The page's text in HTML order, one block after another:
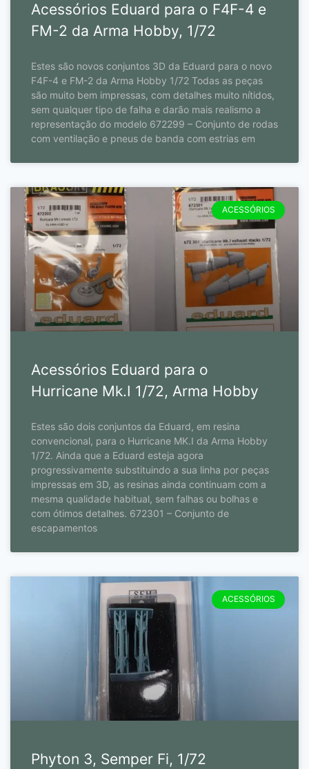
Acessórios Eduard para o F4F-4 e
FM-2 da Arma Hobby, 1/72
Estes são novos conjuntos 3D da Eduard para o novo
F4F-4 e FM-2 da Arma Hobby 1/72 Todas as peças
são muito bem impressas, com detalhes muito nítidos,
sem qualquer tipo de falha e darão mais realismo a
representação do modelo 672299 – Conjunto de rodas
com ventilação e pneus de banda com estrias em
ACESSÓRIOS
Acessórios Eduard para o
Hurricane Mk.I 1/72, Arma Hobby
Estes são dois conjuntos da Eduard, em resina
convencional, para o Hurricane MK.I da Arma Hobby
1/72. Ainda que a Eduard esteja agora
progressivamente substituindo a sua linha por peças
impressas em 3D, as resinas ainda continuam com a
mesma qualidade habitual, sem falhas ou bolhas e
com ótimos detalhes. 672301 – Conjunto de
escapamentos
ACESSÓRIOS
Phyton 3, Semper Fi, 1/72